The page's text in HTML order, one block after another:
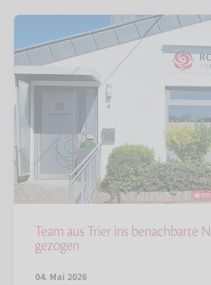
Team aus Trier ins benachbarte
gezogen
04. Mai 2026